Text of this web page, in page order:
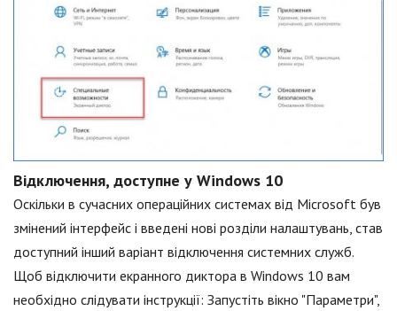
Відключення, доступне у Windows 10
Оскільки в сучасних операційних системах від Microsoft був
змінений інтерфейс і введені нові розділи налаштувань, став
доступний інший варіант відключення системних служб.
Щоб відключити екранного диктора в Windows 10 вам
необхідно слідувати інструкції: Запустіть вікно "Параметри",